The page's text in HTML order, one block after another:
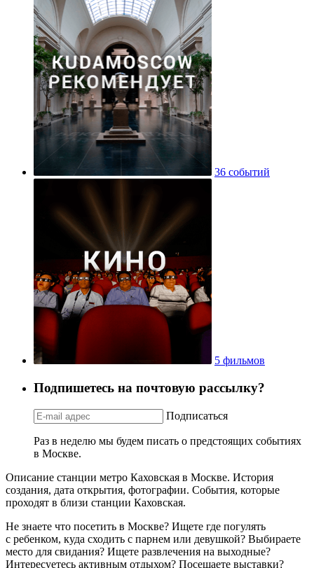
36 событий
5 фильмов
Подпишетесь на почтовую рассылку?
Подписаться
Раз в неделю мы будем писать о предстоящих событиях
в Москве.
Описание станции метро Каховская в Москве. История
создания, дата открытия, фотографии. События, которые
проходят в близи станции Каховская.
Не знаете что посетить в Москве? Ищете где погулять
с ребенком, куда сходить с парнем или девушкой? Выбираете
место для свидания? Ищете развлечения на выходные?
Интересуетесь активным отдыхом? Посещаете выставки?